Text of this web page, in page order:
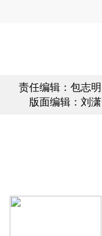
责任编辑：包志明
版面编辑：刘潇